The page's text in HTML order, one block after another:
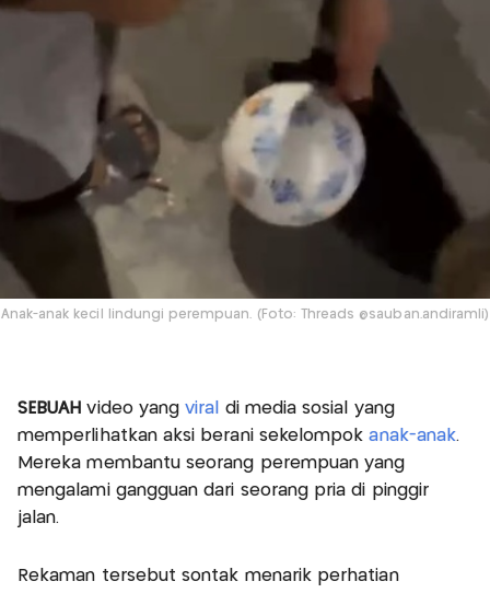
Anak-anak kecil lindungi perempuan. (Foto: Threads @sauban.andiramli)
SEBUAHvideo yangviral
di media sosial yang
memperlihatkan aksi berani sekelompokanak-anak.
Mereka membantu seorang perempuan yang
mengalami gangguan dari seorang pria di pinggir
jalan.
Rekaman tersebut sontak menarik perhatian